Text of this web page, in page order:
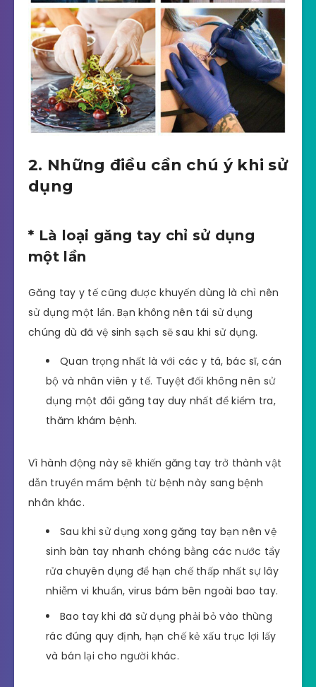
2. Những điều cần chú ý khi sử
dụng
* Là loại găng tay chỉ sử dụng
một lần
Găng tay y tế cũng được khuyến dùng là chỉ nên
sử dụng một lần. Bạn không nên tái sử dụng
chúng dù đã vệ sinh sạch sẽ sau khi sử dụng.
Quan trọng nhất là với các y tá, bác sĩ, cán
bộ và nhân viên y tế. Tuyệt đối không nên sử
dụng một đôi găng tay duy nhất để kiểm tra,
thăm khám bệnh.
Vì hành động này sẽ khiến găng tay trở thành vật
dẫn truyền mầm bệnh từ bệnh này sang bệnh
nhân khác.
Sau khi sử dụng xong găng tay bạn nên vệ
sinh bàn tay nhanh chóng bằng các nước tẩy
rửa chuyên dụng để hạn chế thấp nhất sự lây
nhiễm vi khuẩn, virus bám bên ngoài bao tay.
Bao tay khi đã sử dụng phải bỏ vào thùng
rác đúng quy định, hạn chế kẻ xấu trục lợi lấy
và bán lại cho người khác.